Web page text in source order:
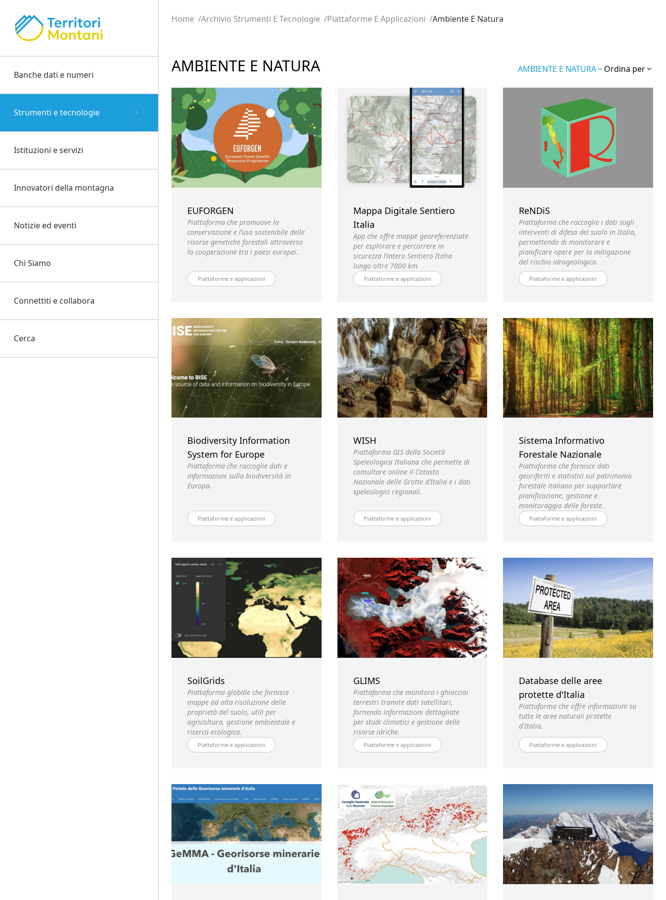
Banche dati e numeri
Strumenti e tecnologie
Istituzioni e servizi
Innovatori della montagna
Notizie ed eventi
Chi Siamo
Connettiti e collabora
Cerca
Home Archivio Strumenti E Tecnologie Piattaforme E Applicazioni Ambiente E Natura
AMBIENTE E NATURA AMBIENTE E NATURA Ordina per
EUFORGEN
Piattaforma che promuove la
conservazione e l’uso sostenibile delle
risorse genetiche forestali attraverso
la cooperazione tra i paesi europei.
Piattaforme e applicazioni
Mappa Digitale Sentiero
Italia
App che offre mappe georeferenziate
per esplorare e percorrere in
sicurezza l’intero Sentiero Italia
lungo oltre 7000 km.
Piattaforme e applicazioni
ReNDiS
Piattaforma che raccoglie i dati sugli
interventi di difesa del suolo in Italia,
permettendo di monitorare e
pianificare opere per la mitigazione
del rischio idrogeologico.
Piattaforme e applicazioni
Biodiversity Information
System for Europe
Piattaforma che raccoglie dati e
informazioni sulla biodiversità in
Europa.
Piattaforme e applicazioni
WISH
Piattaforma GIS della Società
Speleologica Italiana che permette di
consultare online il Catasto
Nazionale delle Grotte d’Italia e i dati
speleologici regionali.
Piattaforme e applicazioni
Sistema Informativo
Forestale Nazionale
Piattaforma che fornisce dati
georiferiti e statistici sul patrimonio
forestale italiano per supportare
pianificazione, gestione e
monitoraggio delle foreste.
Piattaforme e applicazioni
SoilGrids
Piattaforma globale che fornisce
mappe ad alta risoluzione delle
proprietà del suolo, utili per
agricoltura, gestione ambientale e
ricerca ecologica.
Piattaforme e applicazioni
GLIMS
Piattaforma che monitora i ghiacciai
terrestri tramite dati satellitari,
fornendo informazioni dettagliate
per studi climatici e gestione delle
risorse idriche.
Piattaforme e applicazioni
Database delle aree
protette d'Italia
Piattaforma che offre informazioni su
tutte le aree naturali protette
d'Italia.
Piattaforme e applicazioni